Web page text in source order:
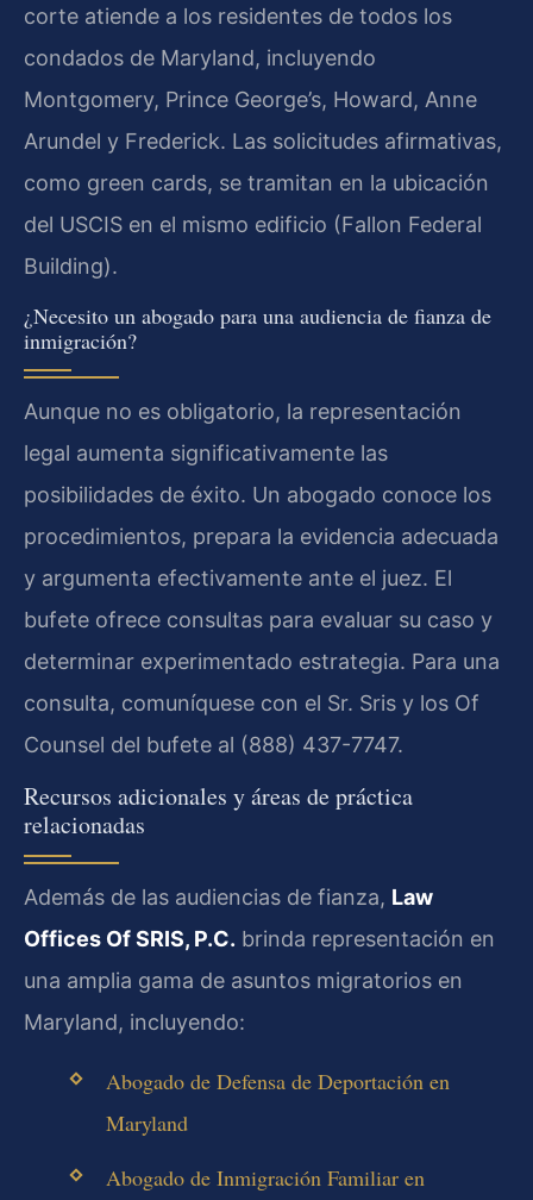
corte atiende a los residentes de todos los
condados de Maryland, incluyendo
Montgomery, Prince George’s, Howard, Anne
Arundel y Frederick. Las solicitudes afirmativas,
como green cards, se tramitan en la ubicación
del USCIS en el mismo edificio (Fallon Federal
Building).
¿Necesito un abogado para una audiencia de fianza de
inmigración?
Aunque no es obligatorio, la representación
legal aumenta significativamente las
posibilidades de éxito. Un abogado conoce los
procedimientos, prepara la evidencia adecuada
y argumenta efectivamente ante el juez. El
bufete ofrece consultas para evaluar su caso y
determinar experimentado estrategia. Para una
consulta, comuníquese con el Sr. Sris y los Of
Counsel del bufete al (888) 437-7747.
Recursos adicionales y áreas de práctica
relacionadas
Además de las audiencias de fianza, Law
Offices Of SRIS, P.C. brinda representación en
una amplia gama de asuntos migratorios en
Maryland, incluyendo:
Abogado de Defensa de Deportación en
Maryland
Abogado de Inmigración Familiar en